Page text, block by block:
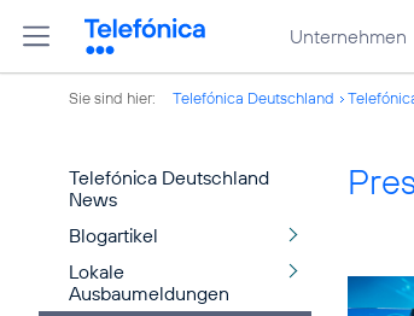
Unternehmen
Sie sind hier: Telefónica Deutschland
Telefónica Deutschland
News
Blogartikel
Lokale
Ausbaumeldungen